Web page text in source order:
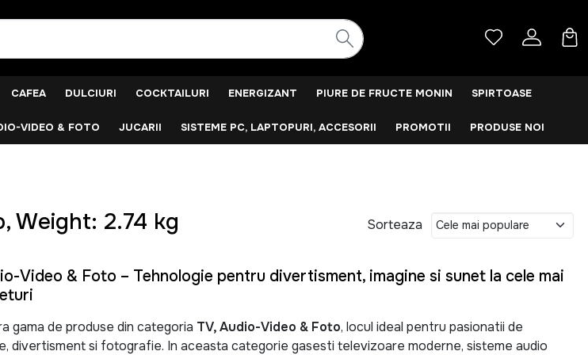
CAFEA DULCIURI COCKTAILURI ENERGIZANT PIURE DE FRUCTE MONIN SPIRTOASE
VIDEO & FOTO JUCARII SISTEME PC, LAPTOPURI, ACCESORII PROMOTII PRODUSE NOI
Weight: 2.74 kg Sorteaza
Video & Foto – Tehnologie pentru divertisment, imagine si sunet la cele mai
gama de produse din categoria TV, Audio-Video & Foto, locul ideal pentru pasionatii de
divertisment si fotografie. In aceasta categorie gasesti televizoare moderne, sisteme audio